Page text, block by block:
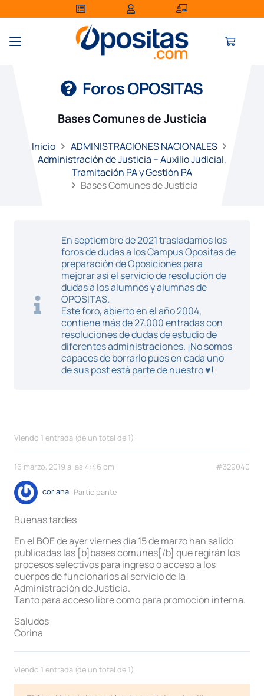
Foros OPOSITAS
Bases Comunes de Justicia
Inicio
ADMINISTRACIONES NACIONALES
Administración de Justicia – Auxilio Judicial,
Tramitación PA y Gestión PA
Bases Comunes de Justicia
En septiembre de 2021 trasladamos los
foros de dudas a los Campus Opositas de
preparación de Oposiciones para
mejorar así el servicio de resolución de
dudas a los alumnos y alumnas de
OPOSITAS.
Este foro, abierto en el año 2004,
contiene más de 27.000 entradas con
resoluciones de dudas de estudio de
diferentes administraciones. ¡No somos
capaces de borrarlo pues en cada uno
de sus post está parte de nuestro ♥!
Viendo 1 entrada (de un total de 1)
16 marzo, 2019 a las 4:46 pm #329040
coriana Participante
Buenas tardes
En el BOE de ayer viernes día 15 de marzo han salido
publicadas las [b]bases comunes[/b] que regirán los
procesos selectivos para ingreso o acceso a los
cuerpos de funcionarios al servicio de la
Administración de Justicia.
Tanto para acceso libre como para promoción interna.
Saludos
Corina
Viendo 1 entrada (de un total de 1)